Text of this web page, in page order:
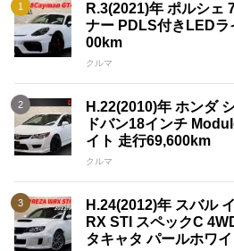
R.3(2021)年 ポルシェ
ナー PDLS付きLEDラ
00km
クルマ
H.22(2010)年 ホンダ
ドバン18インチ
イト 走行69,600km
クルマ
H.24(2012)年 スバル
RX STI スペックC
タキャタ パールホワ